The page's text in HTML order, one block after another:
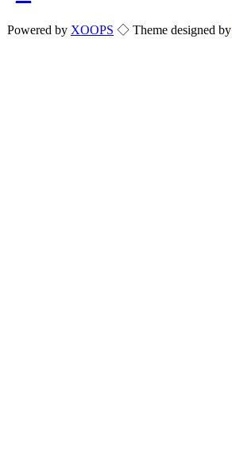
Powered by XOOPS ◇ Theme designed by